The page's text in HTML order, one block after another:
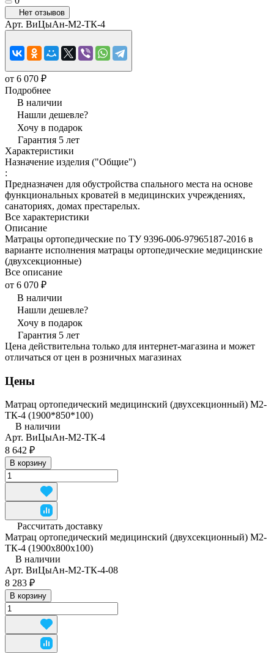
Нет отзывов
Арт. ВиЦыАн-М2-ТК-4
от 6 070 ₽
Подробнее
В наличии
Нашли дешевле?
Хочу в подарок
Гарантия 5 лет
Характеристики
Назначение изделия ("Общие")
:
Предназначен для обустройства спального места на основе
функциональных кроватей в медицинских учреждениях,
санаториях, домах престарелых.
Все характеристики
Описание
Матрацы ортопедические по ТУ 9396-006-97965187-2016 в
варианте исполнения матрацы ортопедические медицинские
(двухсекционные)
Все описание
от 6 070 ₽
В наличии
Нашли дешевле?
Хочу в подарок
Гарантия 5 лет
Цена действительна только для интернет-магазина и может
отличаться от цен в розничных магазинах
Цены
Матрац ортопедический медицинский (двухсекционный) М2-
ТК-4 (1900*850*100)
В наличии
Арт. ВиЦыАн-М2-ТК-4
8 642 ₽
В корзину
Рассчитать доставку
Матрац ортопедический медицинский (двухсекционный) М2-
ТК-4 (1900x800x100)
В наличии
Арт. ВиЦыАн-М2-ТК-4-08
8 283 ₽
В корзину